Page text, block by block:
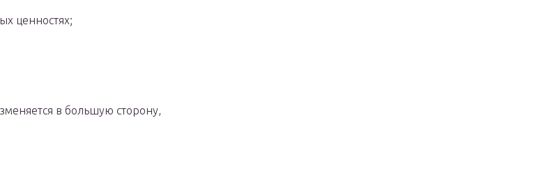
ценностях;
в большую сторону,